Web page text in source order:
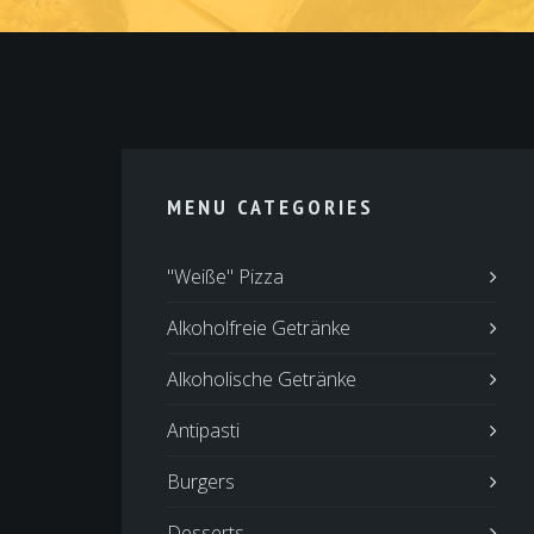
MENU CATEGORIES
"Weiße" Pizza
Alkoholfreie Getränke
Alkoholische Getränke
Antipasti
Burgers